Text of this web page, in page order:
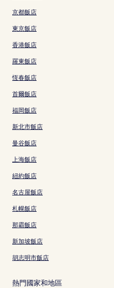
京都飯店
東京飯店
香港飯店
羅東飯店
恆春飯店
首爾飯店
福岡飯店
新北市飯店
曼谷飯店
上海飯店
紐約飯店
名古屋飯店
札幌飯店
那霸飯店
新加坡飯店
胡志明市飯店
熱門國家和地區